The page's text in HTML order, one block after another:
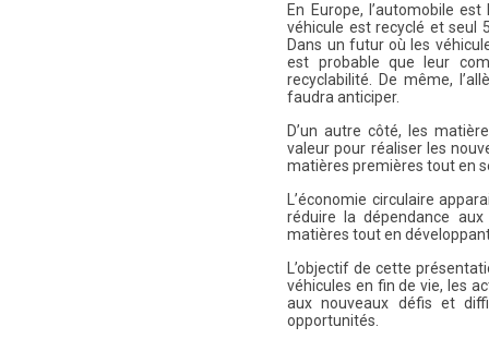
En Europe, l’automobile
véhicule est recyclé et seul
Dans un futur où les
est probable que leur
recyclabilité. De même,
faudra anticiper.
D’un autre côté, les
valeur pour réaliser les
matières premières tout en
L’économie circulaire
réduire la dépendance
matières tout en
L’objectif de cette
véhicules en fin de vie, les
aux nouveaux défis et
opportunités.